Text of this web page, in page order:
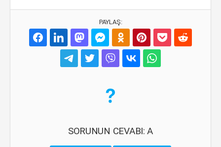
PAYLAŞ:
SORUNUN CEVABI: A